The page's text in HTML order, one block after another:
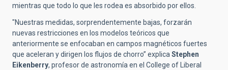
mientras que todo lo que les rodea es absorbido por ellos.
"Nuestras medidas, sorprendentemente bajas, forzarán
nuevas restricciones en los modelos teóricos que
anteriormente se enfocaban en campos magnéticos fuertes
que aceleran y dirigen los flujos de chorro” explica Stephen
Eikenberry, profesor de astronomía en el College of Liberal